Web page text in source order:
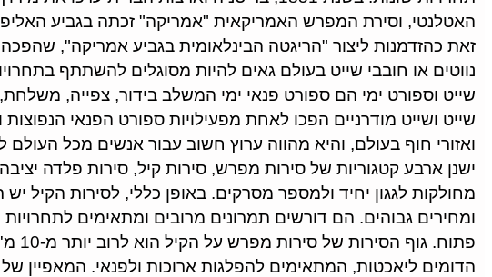
האטלנטי, וסירת המפרש האמריקאית "אמריקה" זכתה בגביע
זאת כהזדמנות ליצור "הריגטה הבינלאומית בגביע אמריקה",
נווטים או חובבי שייט בעולם גאים להיות מסוגלים להשתתף
שייט וספורט ימי הם ספורט פנאי ימי המשלב בידור, צפייה, משלחת,
שייט ושייט מודרניים הפכו לאחת מפעילויות ספורט הפנאי הנפוצות
ואזורי חוף בעולם, והיא מהווה ערוץ חשוב עבור אנשים מכל העולם
ישנן ארבע קטגוריות של סירות מפרש, סירות קיל, סירות פלדה
מחולקות לגגון יחיד ולמספר מסרקים. באופן כללי, לסירות הקיל יש
ומחירים גבוהים. הם דורשים תמרונים מרובים ומתאימים
הדומים ליאכטות, המתאימים להפלגות ארוכות ולפנאי. המאפיין של